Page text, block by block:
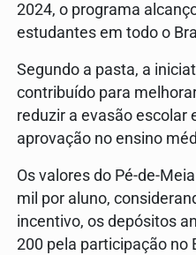
2024, o programa
estudantes em todo o
Segundo a pasta, a
contribuído para
reduzir a evasão escolar
aprovação no ensino
Os valores do Pé-de-
mil por aluno,
incentivo, os depósitos
200 pela participação no